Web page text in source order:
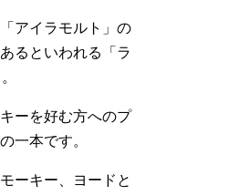
アイラモルト」の
るといわれる「ラ
ーを好む方へのプ
一本です。
ーキー、ヨードと